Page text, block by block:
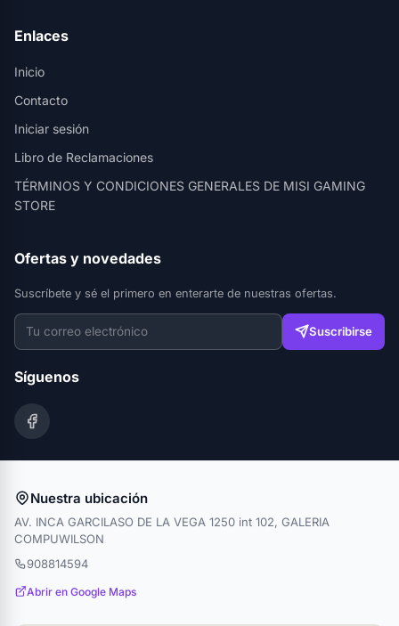
Enlaces
Inicio
Contacto
Iniciar sesión
Libro de Reclamaciones
TÉRMINOS Y CONDICIONES GENERALES DE MISI GAMING
STORE
Ofertas y novedades
Suscríbete y sé el primero en enterarte de nuestras ofertas.
Suscribirse
Síguenos
Nuestra ubicación
AV. INCA GARCILASO DE LA VEGA 1250 int 102, GALERIA
COMPUWILSON
908814594
Abrir en Google Maps